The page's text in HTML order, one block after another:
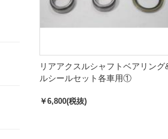
リアアクスルシャフトベアリング
ルシールセット各車用①
￥6,800(税抜)